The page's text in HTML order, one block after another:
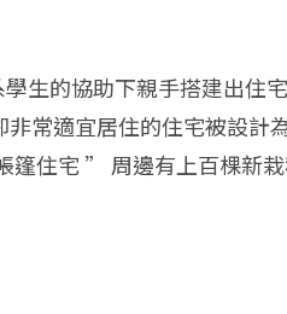
生的協助下親手搭建出住
常適宜居住的住宅被設計
住宅 ” 周邊有上百棵新